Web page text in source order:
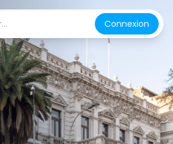
Connexion